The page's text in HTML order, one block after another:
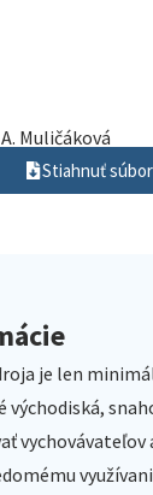
Muličáková
Stiahnuť súbor
je len
vychovávateľov